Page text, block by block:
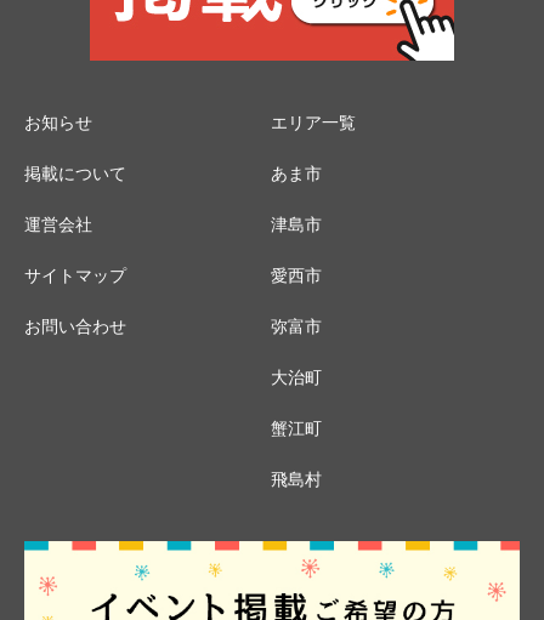
お知らせ
掲載について
運営会社
サイトマップ
お問い合わせ
エリア一覧
あま市
津島市
愛西市
弥富市
大治町
蟹江町
飛島村